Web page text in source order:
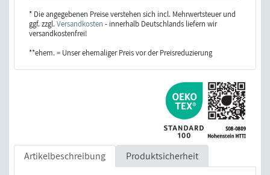
* Die angegebenen Preise verstehen sich incl. Mehrwertsteuer und
ggf. zzgl.Versandkosten - innerhalb Deutschlands liefern wir
versandkostenfrei!
**ehem. = Unser ehemaliger Preis vor der Preisreduzierung
Artikelbeschreibung Produktsicherheit